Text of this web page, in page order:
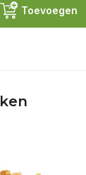
Toevoegen